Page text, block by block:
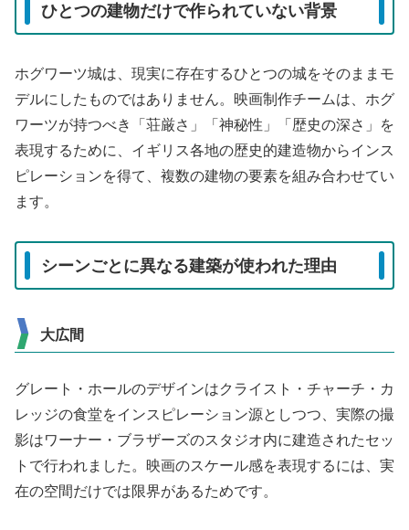
ひとつの建物だけで作られていない背景
ホグワーツ城は、現実に存在するひとつの城をそのままモ
デルにしたものではありません。映画制作チームは、ホグ
ワーツが持つべき「荘厳さ」「神秘性」「歴史の深さ」を
表現するために、イギリス各地の歴史的建造物からインス
ピレーションを得て、複数の建物の要素を組み合わせてい
ます。
シーンごとに異なる建築が使われた理由
大広間
グレート・ホールのデザインはクライスト・チャーチ・カ
レッジの食堂をインスピレーション源としつつ、実際の撮
影はワーナー・ブラザーズのスタジオ内に建造されたセッ
トで行われました。映画のスケール感を表現するには、実
在の空間だけでは限界があるためです。